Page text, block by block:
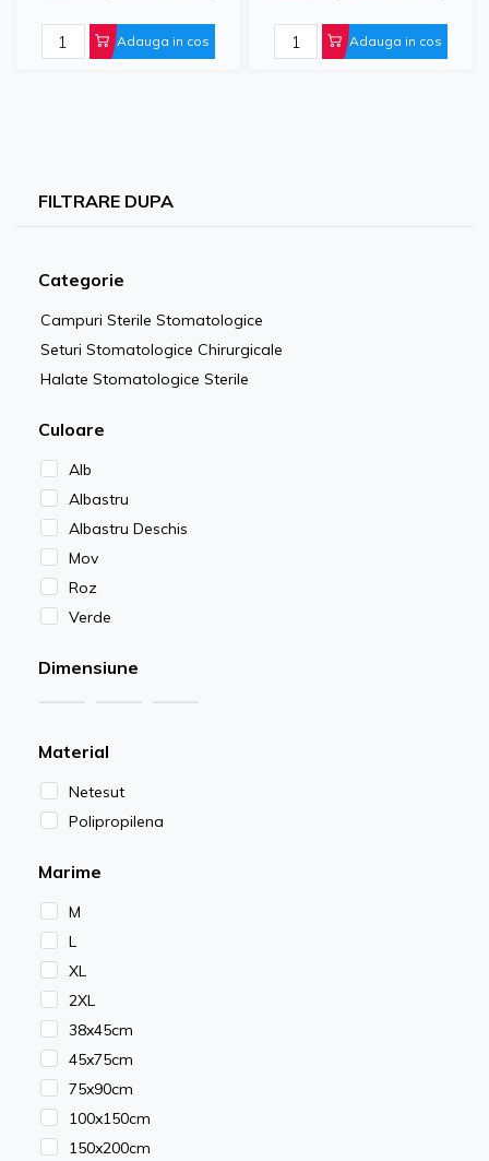
Adauga in cos Adauga in cos
FILTRARE DUPA
Categorie
Campuri Sterile Stomatologice
Seturi Stomatologice Chirurgicale
Halate Stomatologice Sterile
Culoare
Alb
Albastru
Albastru Deschis
Mov
Roz
Verde
Dimensiune
Material
Netesut
Polipropilena
Marime
M
L
XL
2XL
38x45cm
45x75cm
75x90cm
100x150cm
150x200cm